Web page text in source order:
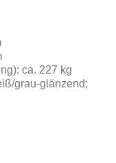
ca. 227 kg
grau-glänzend;